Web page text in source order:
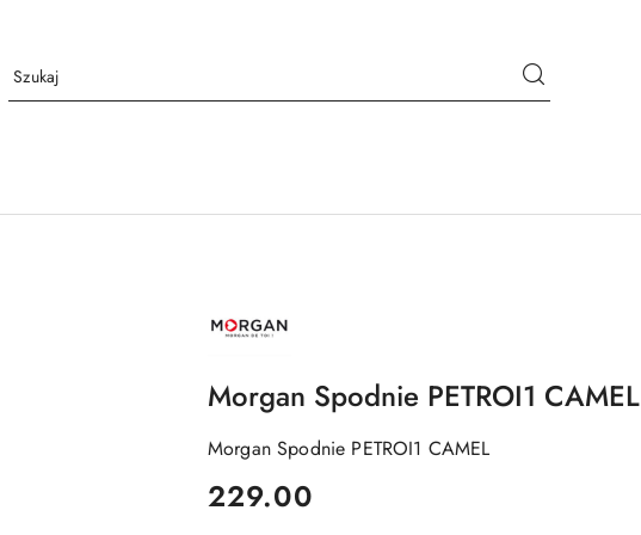
PRODUCENTA:
MORGAN
Morgan Spodnie PETROI1 CAMEL
Morgan Spodnie PETROI1 CAMEL
cena:
229.00